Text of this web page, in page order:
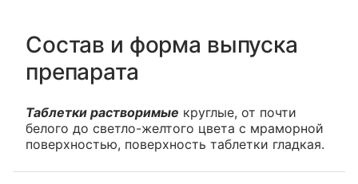
Состав и форма выпуска
препарата
Таблетки растворимые круглые, от почти
белого до светло-желтого цвета с мраморной
поверхностью, поверхность таблетки гладкая.